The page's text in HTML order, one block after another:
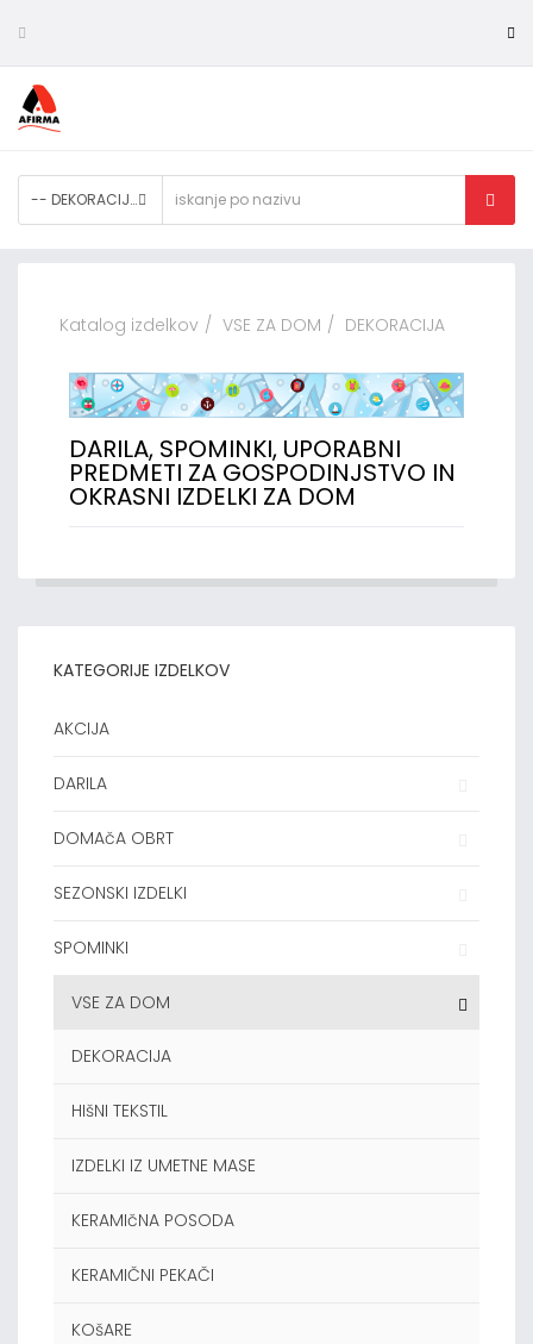
-- DEKORACIJA
Katalog izdelkov VSE ZA DOM DEKORACIJA
DARILA, SPOMINKI, UPORABNI
PREDMETI ZA GOSPODINJSTVO IN
OKRASNI IZDELKI ZA DOM
KATEGORIJE IZDELKOV
AKCIJA
DARILA
DOMAčA OBRT
SEZONSKI IZDELKI
SPOMINKI
VSE ZA DOM
DEKORACIJA
HIšNI TEKSTIL
IZDELKI IZ UMETNE MASE
KERAMIčNA POSODA
KERAMIČNI PEKAČI
KOšARE